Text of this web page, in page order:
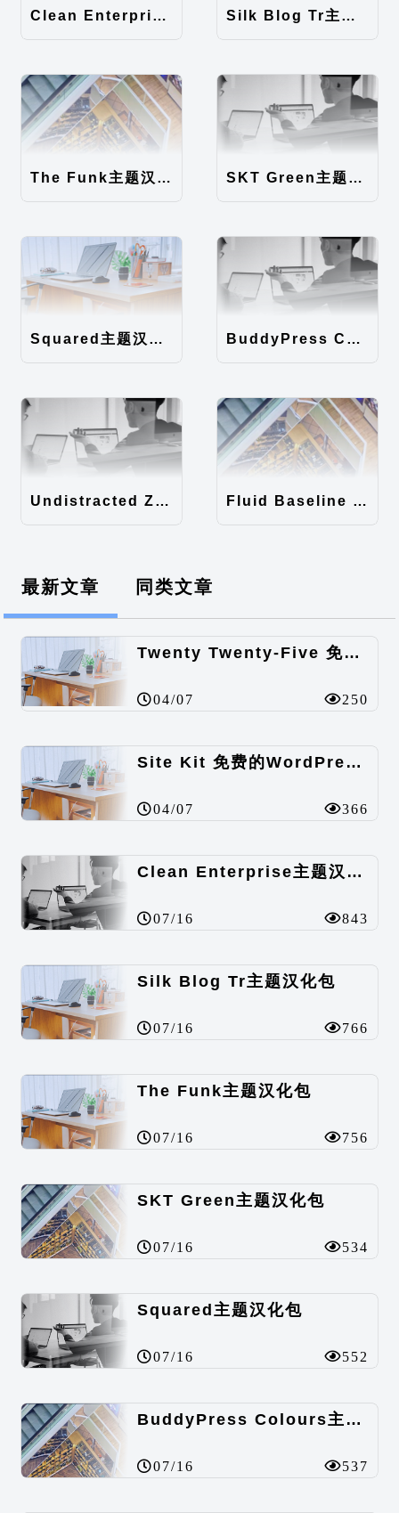
Clean Enterprise主题汉化包 Silk Blog Tr主题汉化包
The Funk主题汉化包 SKT Green主题汉化包
Squared主题汉化包 BuddyPress Colours主题汉化包
Undistracted Zen主题汉化包 Fluid Baseline Grid主题汉化包
最新文章 同类文章
Twenty Twenty-Five 免费的WordPress内容主题
04/07 250
Site Kit 免费的WordPress数据统计插件
04/07 366
Clean Enterprise主题汉化包
07/16 843
Silk Blog Tr主题汉化包
07/16 766
The Funk主题汉化包
07/16 756
SKT Green主题汉化包
07/16 534
Squared主题汉化包
07/16 552
BuddyPress Colours主题汉化包
07/16 537